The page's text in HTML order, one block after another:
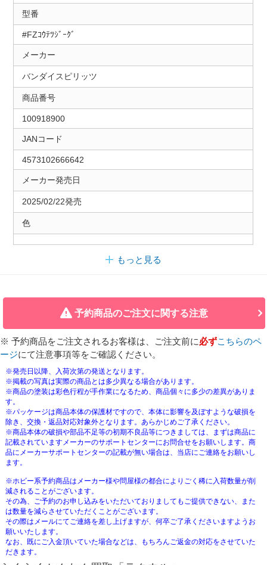
型番
#FZｺｳﾃﾂｼﾞｰｸﾞ
メーカー
バンダイスピリッツ
商品番号
100918900
JANコード
4573102666642
メーカー発売日
2025/02/22発売
色
もっと見る
予約商品のご注文に関する注意
※ 予約商品をご注文されるお客様は、ご注文前に必ずこちらのペ
ージにて注意事項等をご確認ください。
※発売日以降、入荷次第の発送となります。
※掲載の写真は実際の商品とは多少異なる場合があります。
※商品の塗装は彩色行程が手作業になるため、商品個々に多少の差異がありま
す。
※パッケージは商品本体の保護材ですので、本体に影響を及ぼすような破損を
除き、交換・返品対応対象外となります。あらかじめご了承ください。
※商品本体の破損や部品不足等の初期不良品等につきましては、まずは商品に
記載されていますメーカーのサポートセンターにお問合せをお願いします。商
品にメーカーサポートセンターの記載が無い場合は、当店にご連絡をお願いし
ます。
※ホビー系予約商品はメーカー様や問屋様の都合によりごく稀に入荷数量が削
減されることがございます。
その為、ご予約のお申し込みをいただいておりましてもご提供できない、また
は数量を減らさせていただくことがございます。
その際はメールにてご連絡を差し上げますが、何卒ご了承くださいますようお
願いいたします。
なお、既にご入金頂いていた場合などは、もちろんご返金の対応をさせていた
だきます。